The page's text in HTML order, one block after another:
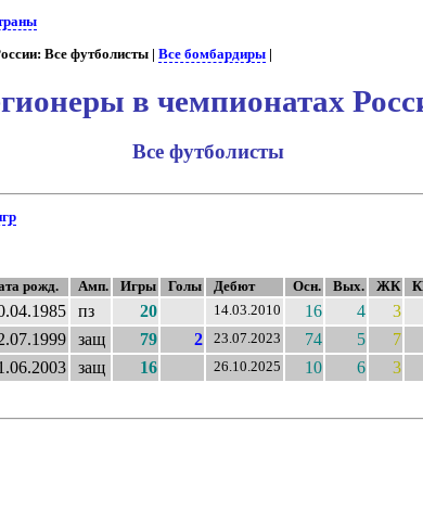
Все футболисты | Все бомбардиры|
в чемпионатах
Все футболисты
рожд. Амп. Игры Голы Дебют Осн. Вых. ЖК
пз 20 14.03.2010 16 4 3
защ 79 2 23.07.2023 74 5 7
защ 16 26.10.2025 10 6 3